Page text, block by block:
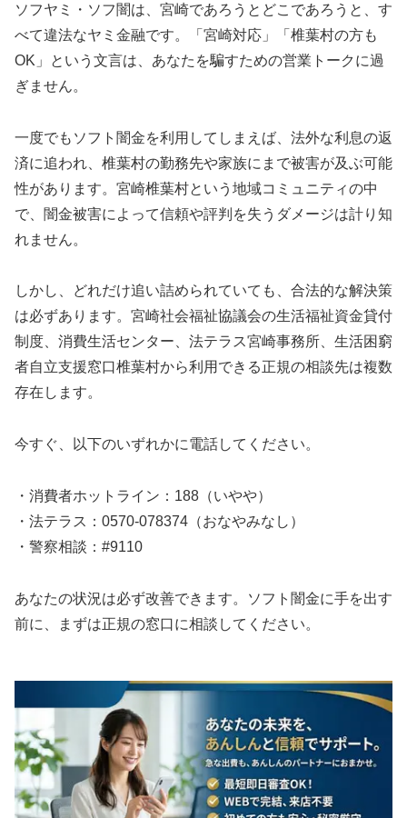
ソフヤミ・ソフ闇は、宮崎であろうとどこであろうと、す
べて違法なヤミ金融です。「宮崎対応」「椎葉村の方も
OK」という文言は、あなたを騙すための営業トークに過
ぎません。
一度でもソフト闇金を利用してしまえば、法外な利息の返
済に追われ、椎葉村の勤務先や家族にまで被害が及ぶ可能
性があります。宮崎椎葉村という地域コミュニティの中
で、闇金被害によって信頼や評判を失うダメージは計り知
れません。
しかし、どれだけ追い詰められていても、合法的な解決策
は必ずあります。宮崎社会福祉協議会の生活福祉資金貸付
制度、消費生活センター、法テラス宮崎事務所、生活困窮
者自立支援窓口椎葉村から利用できる正規の相談先は複数
存在します。
今すぐ、以下のいずれかに電話してください。
・消費者ホットライン：188（いやや）
・法テラス：0570-078374（おなやみなし）
・警察相談：#9110
あなたの状況は必ず改善できます。ソフト闇金に手を出す
前に、まずは正規の窓口に相談してください。